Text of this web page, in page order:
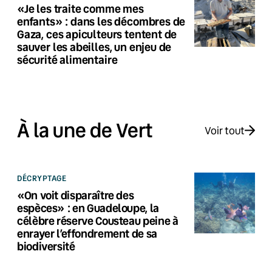
«Je les traite comme mes
enfants» : dans les décombres de
Gaza, ces apiculteurs tentent de
sauver les abeilles, un enjeu de
sécurité alimentaire
À la une de Vert Voir tout
DÉCRYPTAGE
«On voit disparaître des
espèces» : en Guadeloupe, la
célèbre réserve Cousteau peine à
enrayer l’effondrement de sa
biodiversité